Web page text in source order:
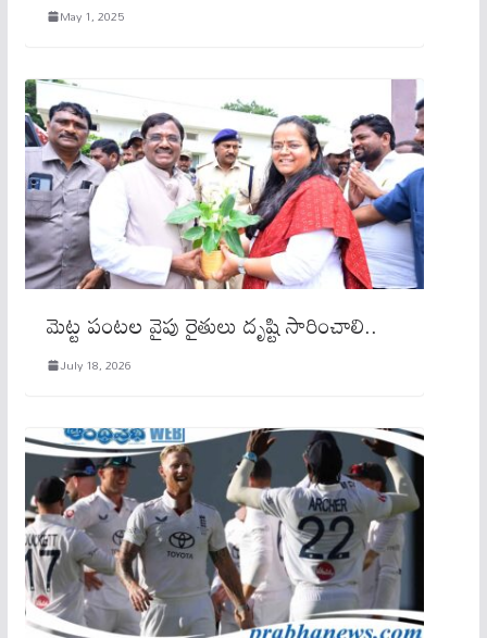
May 1, 2025
మెట్ట పంటల వైపు రైతులు దృష్టి సారించాలి..
July 18, 2026